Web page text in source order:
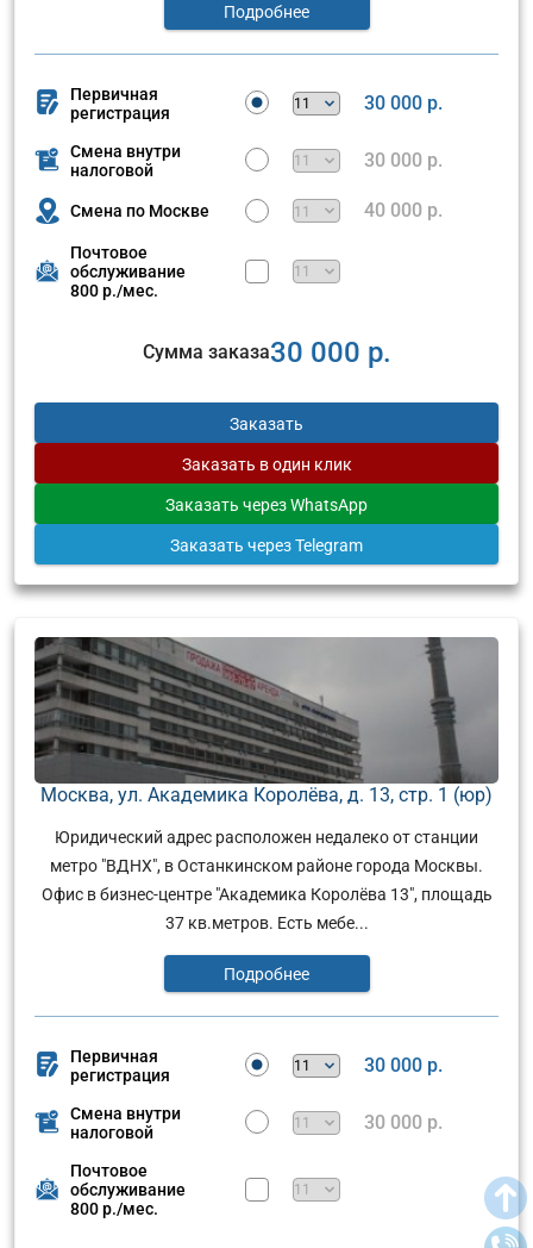
Подробнее
Первичная
регистрация
30 000 р.
Смена внутри
налоговой
30 000 р.
Смена по Москве 40 000 р.
Почтовое
обслуживание
800 р./мес.
Сумма заказа30 000 р.
Заказать
Заказать в один клик
Заказать через WhatsApp
Заказать через Telegram
Москва, ул. Академика Королёва, д. 13, стр. 1 (юр)
Юридический адрес расположен недалеко от станции
метро "ВДНХ", в Останкинском районе города Москвы.
Офис в бизнес-центре "Академика Королёва 13", площадь
37 кв.метров. Есть мебе...
Подробнее
Первичная
регистрация
30 000 р.
Смена внутри
налоговой
30 000 р.
Почтовое
обслуживание
800 р./мес.